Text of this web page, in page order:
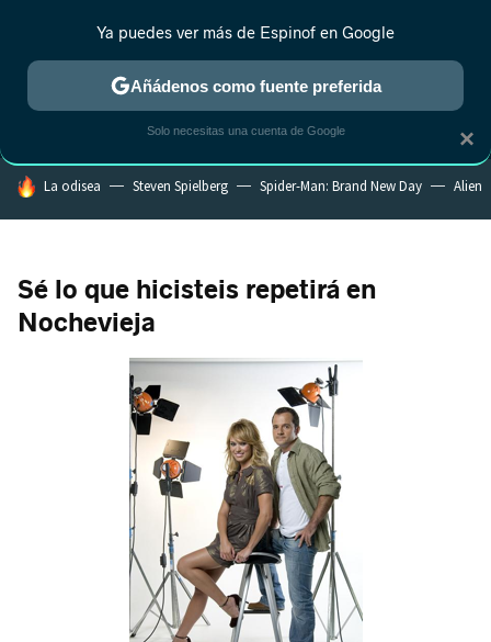
MENÚ NUEVO
ESTRENOS REALITY ANIME RANKINGS CINE
HOY SE HABLA DE
La odisea Steven Spielberg Spider-Man: Brand New Day Alien
Sé lo que hicisteis repetirá en
Nochevieja
×
Ya puedes ver más de Espinof en Google
Añádenos como fuente preferida
Solo necesitas una cuenta de Google